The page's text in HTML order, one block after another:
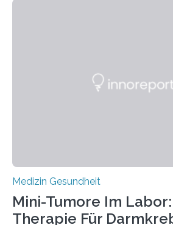
Medizin Gesundheit
Mini-Tumore Im
Therapie Für